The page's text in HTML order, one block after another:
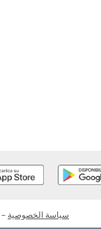
سياسة الخصوصية –